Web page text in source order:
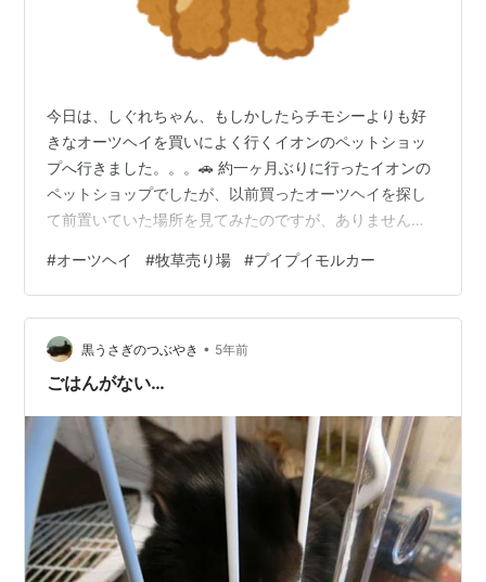
今日は、しぐれちゃん、もしかしたらチモシーよりも好
きなオーツヘイを買いによく行くイオンのペットショッ
プへ行きました。。。🚗 約一ヶ月ぶりに行ったイオンの
ペットショップでしたが、以前買ったオーツヘイを探し
て前置いていた場所を見てみたのですが、ありません。
ているではありませんか…！！ こ、これは！！うさぎ飼
いが爆増えしてる？？？ もしくはモルモット革命？？？
巷では『プイプイモルカー』というモルモットのパペッ
トアニメが幼児向けに流行っているという話だし、何よ
り、このコロナ渦で、お家での楽しみも尽きてきて、家
#オーツヘイ #牧草売り場 #プイプイモルカー
黒うさぎのつぶやき • 5年前
ごはんがない…